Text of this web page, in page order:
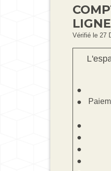
Vérifié le 27